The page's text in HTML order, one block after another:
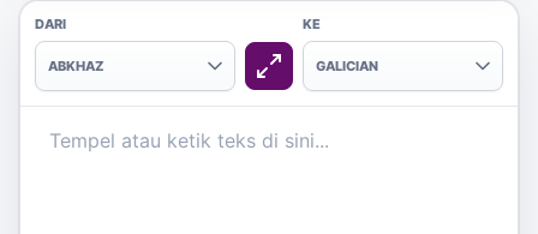
DARI
ABKHAZ
KE
GALICIAN